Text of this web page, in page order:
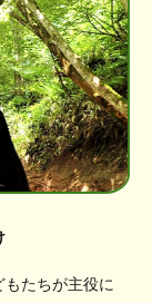
もたちが主役に